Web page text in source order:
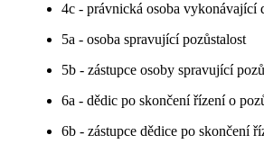
4c - právnická osoba vykonávající
5a - osoba spravující pozůstalost
5b - zástupce osoby spravující
6a - dědic po skončení řízení o
6b - zástupce dědice po skončení